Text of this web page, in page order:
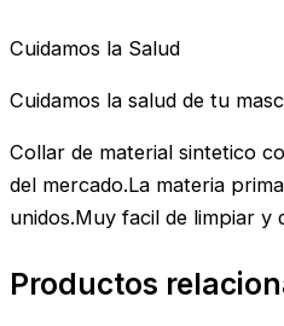
Cuidamos la Salud
Cuidamos la salud de tu
Collar de material sintetico
del mercado.La materia
unidos.Muy facil de limpiar y
Productos